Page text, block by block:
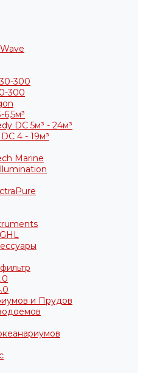
300
300
DC 5м³ - 24м³
4 - 19м³
Marine
и Прудов